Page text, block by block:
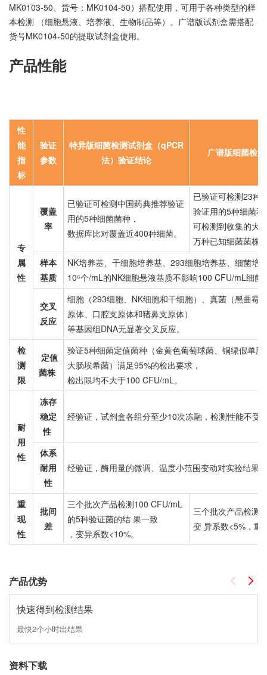
MK0103-50、货号：MK0104-50）搭配使用，可用于各种类型的样
本检测 （细胞悬液、培养液、生物制品等）。广谱版试剂盒需搭配
货号MK0104-50的提取试剂盒使用。
产品性能
性
能
指
标
验证
参数
特异版细菌检测试剂盒（qPCR
法）验证结论
广谱版细菌检
专
属
性
覆盖
率
已验证可检测中国药典推荐验证
用的5种细菌菌种，
数据库比对覆盖近400种细菌。
已验证可检测23种
验证用的5种细菌
可检测到收集的大
万种已知细菌菌株
样本
基质
NK培养基、干细胞培养基、293细胞培养基、细菌培
10⁶个/mL的NK细胞悬液基质不影响100 CFU/mL细菌
交叉
反应
细胞（293细胞、NK细胞和干细胞）、真菌（黑曲霉
原体、口腔支原体和猪鼻支原体）
等基因组DNA无显著交叉反应。
检
测
限
定值
菌株
验证5种细菌定值菌种（金黄色葡萄球菌、铜绿假单
大肠埃希菌）满足95%的检出要求，
检出限均不大于100 CFU/mL。
耐
用
性
冻存
稳定
性
经验证，试剂盒各组分至少10次冻融，检测性能不受
体系
耐用
性
经验证，酶用量的微调、温度小范围变动对实验结果
重
现
性
批间
差
三个批次产品检测100 CFU/mL
的5种验证菌的结 果一致
，变异系数<10%。
三个批次产品检测
变 异系数<5%，重
产品优势
快速得到检测结果
最快2个小时出结果
资料下载